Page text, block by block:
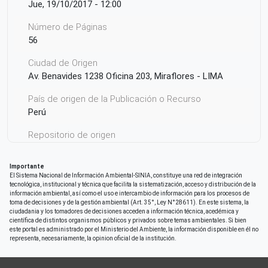
Jue, 19/10/2017 - 12:00
Número de Páginas
56
Ciudad de Origen
Av. Benavides 1238 Oficina 203, Miraflores - LIMA
País de origen de la Publicación o Recurso
Perú
Repositorio de origen
Importante
El Sistema Nacional de Información Ambiental-SINIA, constituye una red de integración
tecnológica, institucional y técnica que facilita la sistematización, acceso y distribución de la
información ambiental, así como el uso e intercambio de información para los procesos de
toma de decisiones y de la gestión ambiental (Art. 35°, Ley N°28611). En este sistema, la
ciudadania y los tomadores de decisiones acceden a información técnica, acedémica y
científica de distintos organismos públicos y privados sobre temas ambientales. Si bien
este portal es administrado por el Ministerio del Ambiente, la información disponible en él no
representa, necesariamente, la opinion oficial de la institución.